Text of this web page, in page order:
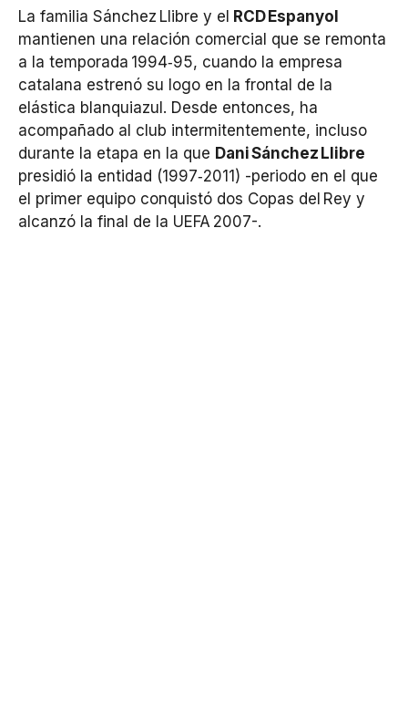
La familia Sánchez Llibre y el RCD Espanyol
mantienen una relación comercial que se remonta
a la temporada 1994‑95, cuando la empresa
catalana estrenó su logo en la frontal de la
elástica blanquiazul. Desde entonces, ha
acompañado al club intermitentemente, incluso
durante la etapa en la que Dani Sánchez Llibre
presidió la entidad (1997‑2011) -periodo en el que
el primer equipo conquistó dos Copas del Rey y
alcanzó la final de la UEFA 2007-.